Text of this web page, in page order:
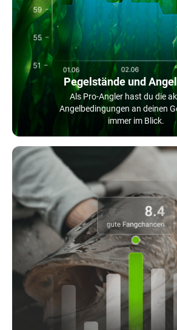
Pegelstände und
Als Pro-Angler hast du die
Angelbedingungen an deinen
immer im Blick.